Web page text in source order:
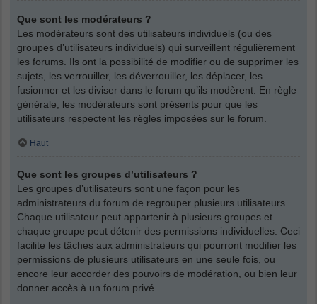
Que sont les modérateurs ?
Les modérateurs sont des utilisateurs individuels (ou des
groupes d’utilisateurs individuels) qui surveillent régulièrement
les forums. Ils ont la possibilité de modifier ou de supprimer les
sujets, les verrouiller, les déverrouiller, les déplacer, les
fusionner et les diviser dans le forum qu’ils modèrent. En règle
générale, les modérateurs sont présents pour que les
utilisateurs respectent les règles imposées sur le forum.
Haut
Que sont les groupes d’utilisateurs ?
Les groupes d’utilisateurs sont une façon pour les
administrateurs du forum de regrouper plusieurs utilisateurs.
Chaque utilisateur peut appartenir à plusieurs groupes et
chaque groupe peut détenir des permissions individuelles. Ceci
facilite les tâches aux administrateurs qui pourront modifier les
permissions de plusieurs utilisateurs en une seule fois, ou
encore leur accorder des pouvoirs de modération, ou bien leur
donner accès à un forum privé.